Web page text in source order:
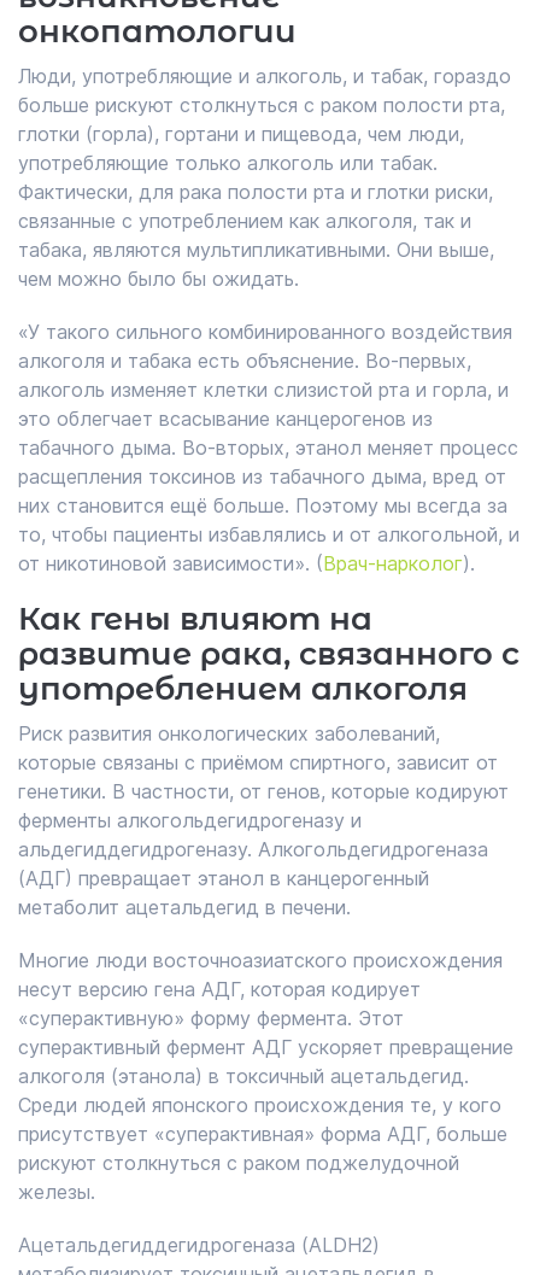
онкопатологии
Люди, употребляющие и алкоголь, и табак, гораздо
больше рискуют столкнуться с раком полости рта,
глотки (горла), гортани и пищевода, чем люди,
употребляющие только алкоголь или табак.
Фактически, для рака полости рта и глотки риски,
связанные с употреблением как алкоголя, так и
табака, являются мультипликативными. Они выше,
чем можно было бы ожидать.
«У такого сильного комбинированного воздействия
алкоголя и табака есть объяснение. Во-первых,
алкоголь изменяет клетки слизистой рта и горла, и
это облегчает всасывание канцерогенов из
табачного дыма. Во-вторых, этанол меняет процесс
расщепления токсинов из табачного дыма, вред от
них становится ещё больше. Поэтому мы всегда за
то, чтобы пациенты избавлялись и от алкогольной, и
от никотиновой зависимости». (Врач-нарколог).
Как гены влияют на
развитие рака, связанного с
употреблением алкоголя
Риск развития онкологических заболеваний,
которые связаны с приёмом спиртного, зависит от
генетики. В частности, от генов, которые кодируют
ферменты алкогольдегидрогеназу и
альдегиддегидрогеназу. Алкогольдегидрогеназа
(АДГ) превращает этанол в канцерогенный
метаболит ацетальдегид в печени.
Многие люди восточноазиатского происхождения
несут версию гена АДГ, которая кодирует
«суперактивную» форму фермента. Этот
суперактивный фермент АДГ ускоряет превращение
алкоголя (этанола) в токсичный ацетальдегид.
Среди людей японского происхождения те, у кого
присутствует «суперактивная» форма АДГ, больше
рискуют столкнуться с раком поджелудочной
железы.
Ацетальдегиддегидрогеназа (ALDH2)